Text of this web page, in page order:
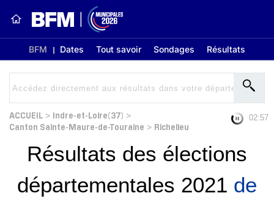
BFM Dates Tout savoir Sondages Résultats
ACCUEIL > Indre-et-Loire(37) >
Canton Sainte-Maure-de-Touraine > Richelieu
02:56
Résultats des élections
départementales 2021 de